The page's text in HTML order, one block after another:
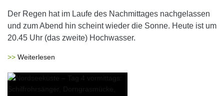
Der Regen hat im Laufe des Nachmittages nachgelassen
und zum Abend hin scheint wieder die Sonne. Heute ist um
20.45 Uhr (das zweite) Hochwasser.
Weiterlesen